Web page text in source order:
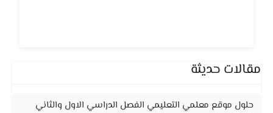
مقالات حديثة
حلول موقع معلمي التعليمي الفصل الدراسي الاول والثاني